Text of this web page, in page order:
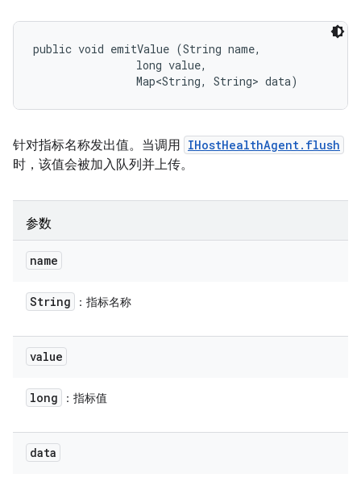
public void emitValue (String name,
                long value,
                Map<String, String> data)
针对指标名称发出值。当调用 IHostHealthAgent.flush
时，该值会被加入队列并上传。
参数
name
String ：指标名称
value
long ：指标值
data